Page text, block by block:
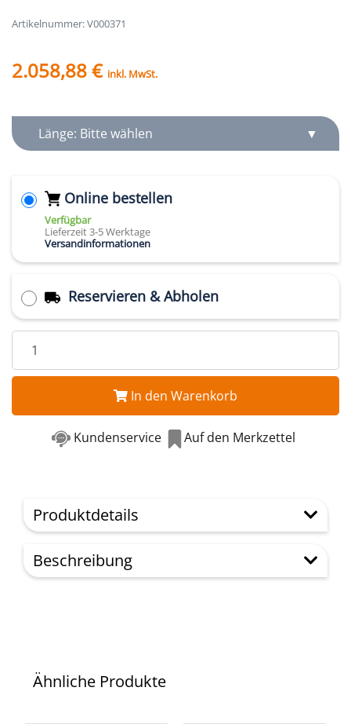
Artikelnummer: V000371
2.058,88 € inkl. MwSt.
Länge: Bitte wählen
Online bestellen
Verfügbar
Lieferzeit 3-5 Werktage
Versandinformationen
Reservieren & Abholen
In den Warenkorb
Kundenservice Auf den Merkzettel
Produktdetails
Beschreibung
Ähnliche Produkte